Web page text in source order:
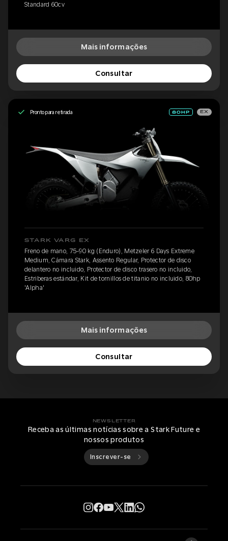
Standard 60cv
Mais informações
Consultar
Pronto para retirada EX
STARK VARG EX
Freno de mano, 75-90 kg (Enduro), Metzeler 6 Days Extreme
Medium, Cámara Stark, Assento Regular, Protector de disco
delantero no incluido, Protector de disco trasero no incluido,
Estriberas estándar, Kit de tornillos de titanio no incluido, 80hp
'Alpha'
Mais informações
Consultar
NEWSLETTER
Receba as últimas notícias sobre a Stark Future e
nossos produtos
Inscrever-se